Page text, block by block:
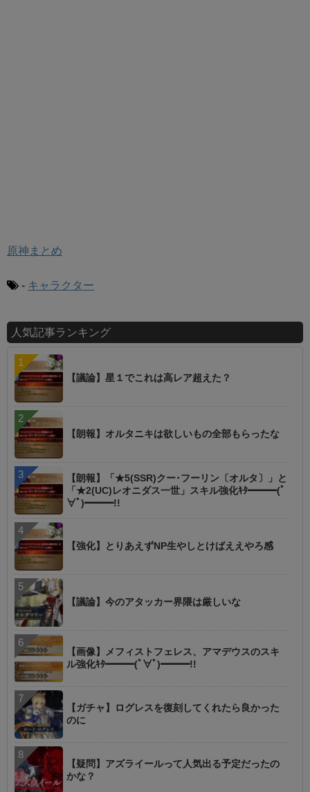
原神まとめ
- キャラクター
人気記事ランキング
【議論】星１でこれは高レア超えた？
【朗報】オルタニキは欲しいもの全部もらったな
【朗報】「★5(SSR)クー･フーリン〔オルタ〕」と
「★2(UC)レオニダス一世」スキル強化ｷﾀ━━━(ﾟ
∀ﾟ)━━━!!
【強化】とりあえずNP生やしとけばええやろ感
【議論】今のアタッカー界隈は厳しいな
【画像】メフィストフェレス、アマデウスのスキ
ル強化ｷﾀ━━━(ﾟ∀ﾟ)━━━!!
【ガチャ】ログレスを復刻してくれたら良かった
のに
【疑問】アズライールって人気出る予定だったの
かな？